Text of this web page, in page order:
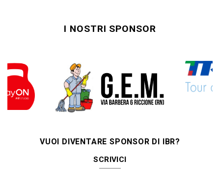
I NOSTRI SPONSOR
VUOI DIVENTARE SPONSOR DI IBR?
SCRIVICI